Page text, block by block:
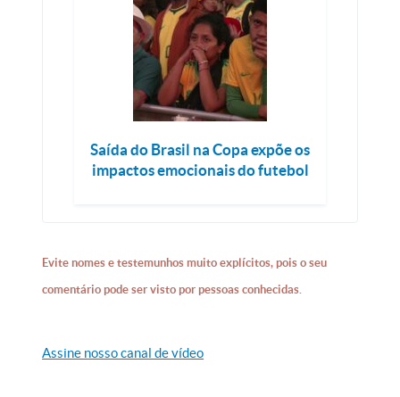
Saída do Brasil na Copa expõe os
impactos emocionais do futebol
Evite nomes e testemunhos muito explícitos, pois o seu
comentário pode ser visto por pessoas conhecidas.
Assine nosso canal de vídeo